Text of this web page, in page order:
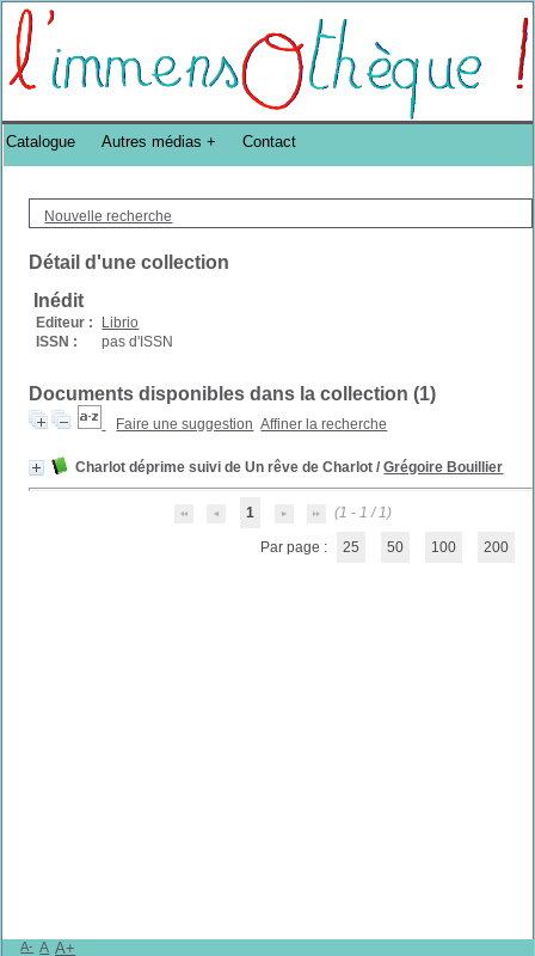
Bibliothèque DoucheFLUX Bibliotheek -->
Nouvelle recherche
Détail d'une collection
Inédit
Editeur :
Librio
ISSN :
pas d'ISSN
Documents disponibles dans la collection (1)
Faire une suggestion Affiner la recherche
Charlot déprime suivi de Un rêve de Charlot /Grégoire Bouillier
1 (1 - 1 / 1)
Par page : 25 50 100 200
Catalogue Autres médias Contact
A- A A+